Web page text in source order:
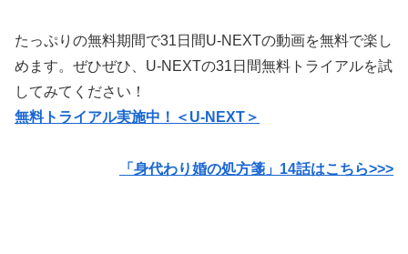
たっぷりの無料期間で31日間U-NEXTの動画を無料で楽し
めます。ぜひぜひ、U-NEXTの31日間無料トライアルを試
してみてください！
無料トライアル実施中！＜U-NEXT＞
「身代わり婚の処方箋」14話はこちら>>>